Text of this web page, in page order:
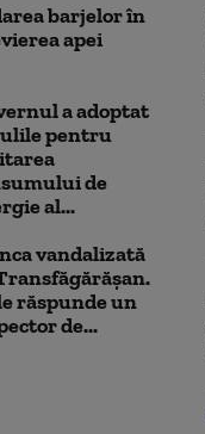
barjelor în
apei
a adoptat
pentru
de
al...
vandalizată
răspunde un
de...